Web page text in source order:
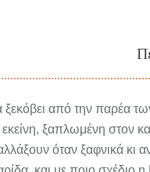
από την παρέα
εκείνη, ξαπλωμένη στον
όταν ξαφνικά κι